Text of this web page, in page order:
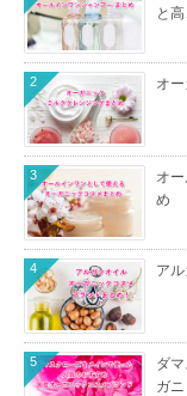
と
オ
2
オ
め
3
ア
4
ダ
ガ
5